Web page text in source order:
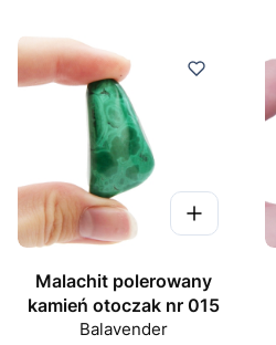
Malachit polerowany
kamień otoczak nr 015
Balavender